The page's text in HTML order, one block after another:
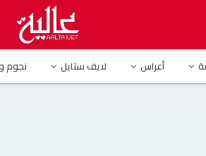
أعراس لايف ستايل نجوم
قصير من الساحل الشمالي: “يا نعيش عيشة فل